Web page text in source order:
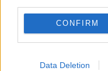
CONFIRM
Data Deletion